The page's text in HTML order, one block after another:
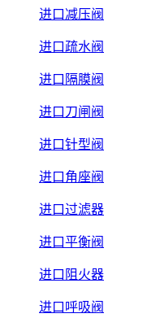
进口减压阀
进口疏水阀
进口隔膜阀
进口刀闸阀
进口针型阀
进口角座阀
进口过滤器
进口平衡阀
进口阻火器
进口呼吸阀